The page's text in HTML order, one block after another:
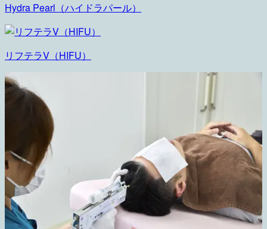
Hydra Pearl（ハイドラパール）
リフテラV（HIFU）